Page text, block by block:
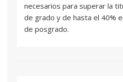
necesarios para superar la
de grado y de hasta el 40%
de posgrado.